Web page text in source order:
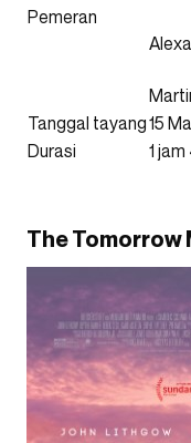
Pemeran
Tanggal tayang15
Durasi
1
The Tomorrow